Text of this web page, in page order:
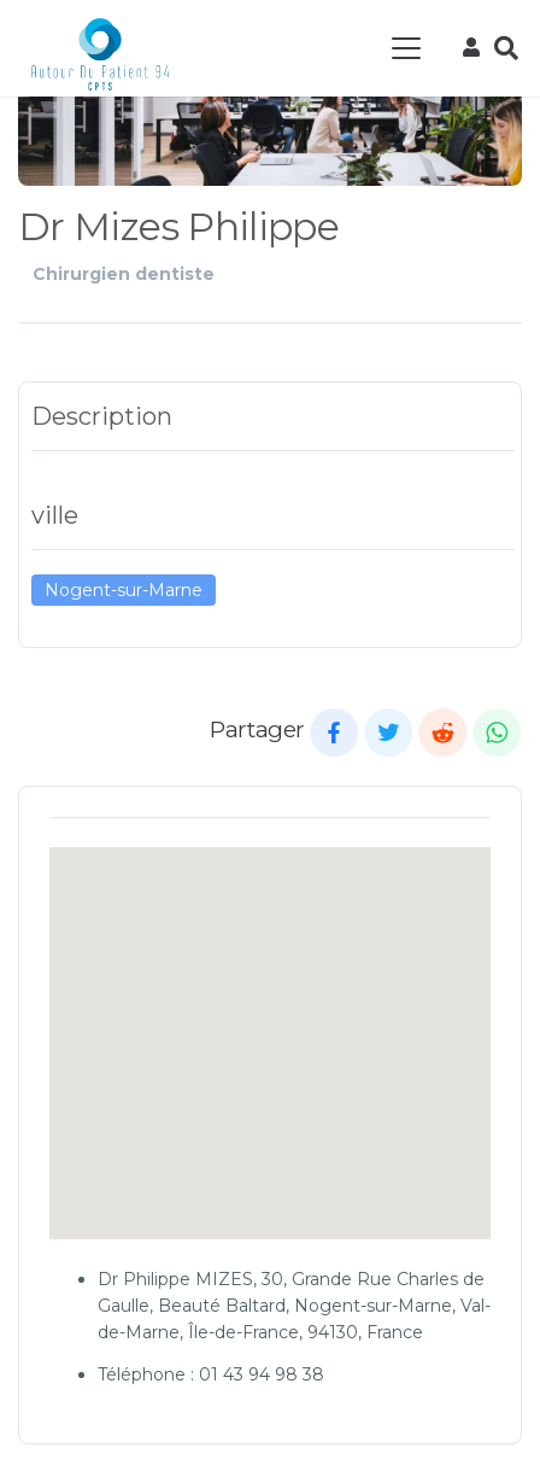
Dr Mizes Philippe
Chirurgien dentiste
Description
ville
Nogent-sur-Marne
Partager
Dr Philippe MIZES, 30, Grande Rue Charles de
Gaulle, Beauté Baltard, Nogent-sur-Marne, Val-
de-Marne, Île-de-France, 94130, France
Téléphone : 01 43 94 98 38